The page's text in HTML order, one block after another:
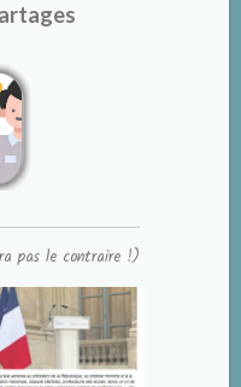
pas le contraire !)